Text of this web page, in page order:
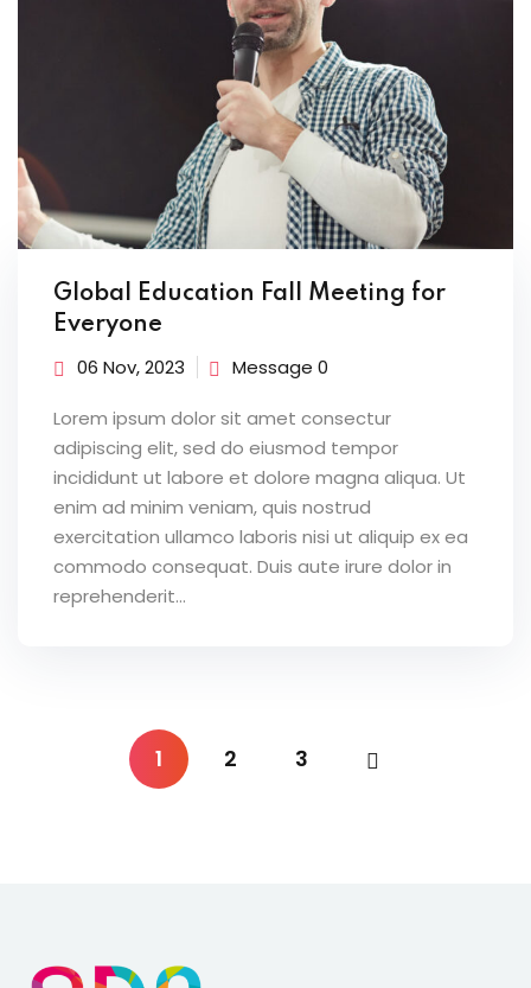
Global Education Fall Meeting for
Everyone
06 Nov, 2023 Message 0
Lorem ipsum dolor sit amet consectur
adipiscing elit, sed do eiusmod tempor
incididunt ut labore et dolore magna aliqua. Ut
enim ad minim veniam, quis nostrud
exercitation ullamco laboris nisi ut aliquip ex ea
commodo consequat. Duis aute irure dolor in
reprehenderit...
1 2 3